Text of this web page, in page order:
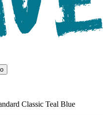
Classic Teal Blue